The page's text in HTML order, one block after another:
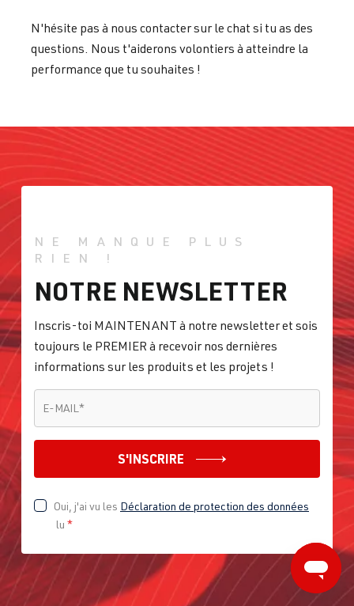
N'hésite pas à nous contacter sur le chat si tu as des
questions. Nous t'aiderons volontiers à atteindre la
performance que tu souhaites !
NE MANQUE PLUS
RIEN !
NOTRE NEWSLETTER
Inscris-toi MAINTENANT à notre newsletter et sois
toujours le PREMIER à recevoir nos dernières
informations sur les produits et les projets !
E-MAIL *
S'INSCRIRE
Oui, j'ai vu les Déclaration de protection des données
lu *